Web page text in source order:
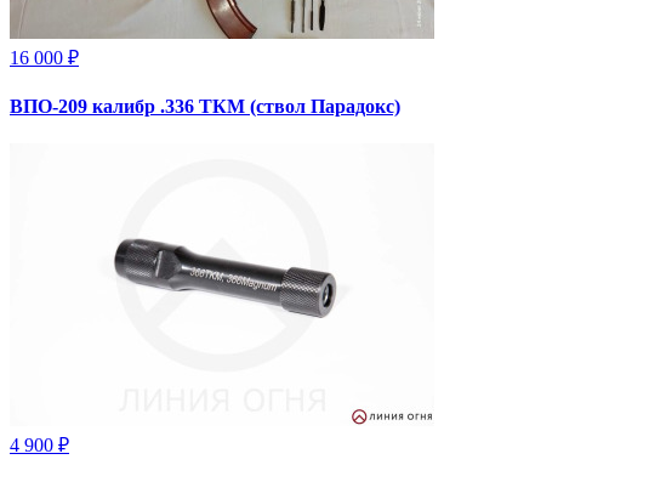
16 000 ₽
ВПО-209 калибр .336 ТКМ (ствол Парадокс)
4 900 ₽